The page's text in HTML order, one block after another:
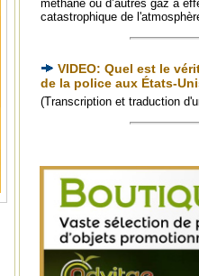
méthane ou d’autres gaz à
catastrophique de
VIDEO: Quel est le
de la police aux États-
(Transcription et traduction